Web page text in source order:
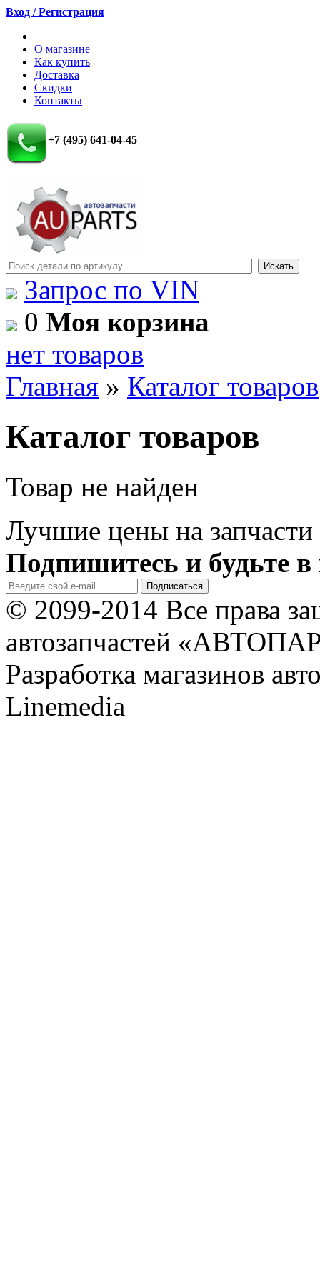
Вход / Регистрация
О магазине
Как купить
Доставка
Скидки
Контакты
+7 (495) 641-04-45
Запрос по VIN
0 Моя корзина
нет товаров
Главная » Каталог товаров
Каталог товаров
Товар не найден
Лучшие цены на запчасти
Подпишитесь и будьте в
© 2099-2014 Все права
автозапчастей
Разработка магазинов
Linemedia